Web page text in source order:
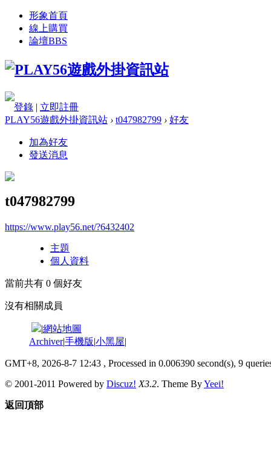
形象首頁
線上購買
論壇BBS
登錄 | 立即註冊
PLAY56遊戲外掛資訊站 › t047982799 › 好友
加為好友
發送消息
t047982799
https://www.play56.net/?6432402
主題
個人資料
當前共有 0 個好友
沒有相關成員
|網站地圖
Archiver|手機版|小黑屋|
GMT+8, 2026-8-7 12:43 , Processed in 0.006390 second(s), 9
© 2001-2011 Powered by Discuz! X3.2. Theme ByYeei!
返回頂部